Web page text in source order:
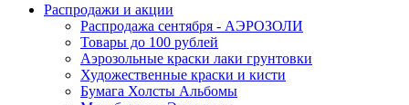
Распродажи и акции
Распродажа сентября - АЭРОЗОЛИ
Товары до 100 рублей
Аэрозольные краски лаки грунтовки
Художественные краски и кисти
Бумага Холсты Альбомы